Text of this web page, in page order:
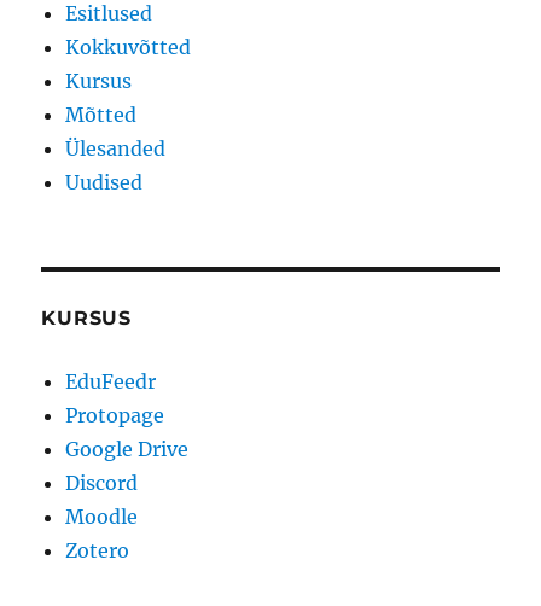
Esitlused
Kokkuvõtted
Kursus
Mõtted
Ülesanded
Uudised
KURSUS
EduFeedr
Protopage
Google Drive
Discord
Moodle
Zotero